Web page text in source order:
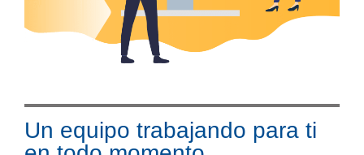
Un equipo trabajando para ti